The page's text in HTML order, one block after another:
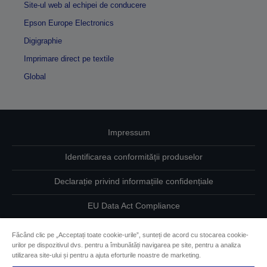
Site-ul web al echipei de conducere
Epson Europe Electronics
Digigraphie
Imprimare direct pe textile
Global
Impressum
Identificarea conformității produselor
Declarație privind informațiile confidențiale
EU Data Act Compliance
Informaţii despre modulele cookie
Făcând clic pe „Acceptați toate cookie-urile”, sunteți de acord cu stocarea cookie-
urilor pe dispozitivul dvs. pentru a îmbunătăți navigarea pe site, pentru a analiza
utilizarea site-ului și pentru a ajuta eforturile noastre de marketing.